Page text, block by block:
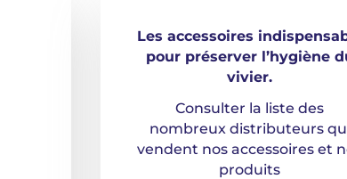
Les accessoires
pour préserver l’hygiène
vivier.
Consulter la liste des
nombreux distributeurs
vendent nos accessoires et
produits